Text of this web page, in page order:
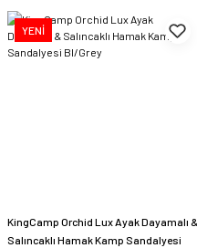
YENİ
KingCamp Orchid Lux Ayak Dayamalı &
Salıncaklı Hamak Kamp Sandalyesi